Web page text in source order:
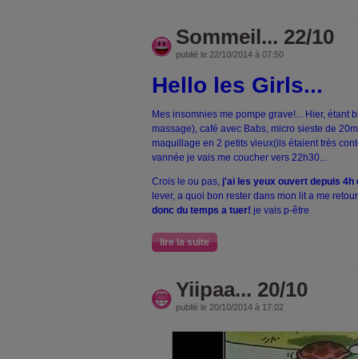
Sommeil... 22/10
publié le 22/10/2014 à 07:50
Hello les Girls...
Mes insomnies me pompe grave!... Hier, étant
massage), café avec Babs, micro sieste de
maquillage en 2 petits vieux(ils étaient très
vannée je vais me coucher vers 22h30...
Crois le ou pas, j'ai les yeux ouvert depuis 4h
lever, a quoi bon rester dans mon lit a me
donc du temps a tuer! je vais p-être
lire la suite
Yiipaa... 20/10
publié le 20/10/2014 à 17:02